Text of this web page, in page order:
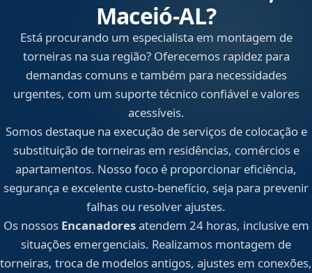
Maceió‑AL?
Está procurando um especialista em montagem de
torneiras na sua região? Oferecemos rapidez para
demandas comuns e também para necessidades
urgentes, com um suporte técnico confiável e valores
acessíveis.
Somos destaque na execução de serviços de colocação e
substituição de torneiras em residências, comércios e
apartamentos. Nosso foco é proporcionar eficiência,
segurança e excelente custo-benefício, seja para prevenir
falhas ou resolver ajustes.
Os nossos Encanadoresatendem 24 horas, inclusive em
situações emergenciais. Realizamos montagem de
torneiras, troca de modelos antigos, ajustes em conexões,